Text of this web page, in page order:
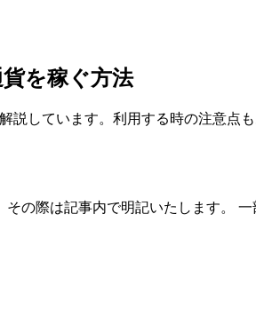
を稼ぐ方法
しています。利用する時の注意点
の際は記事内で明記いたします。